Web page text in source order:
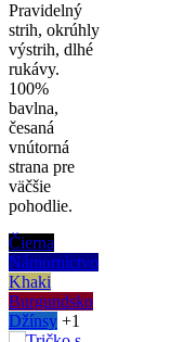
Pravidelný
strih, okrúhly
výstrih, dlhé
rukávy.
100%
bavlna,
česaná
vnútorná
strana pre
väčšie
pohodlie.
Čierna
Námorníctvo
Khaki
Burgundsko
Džínsy +1